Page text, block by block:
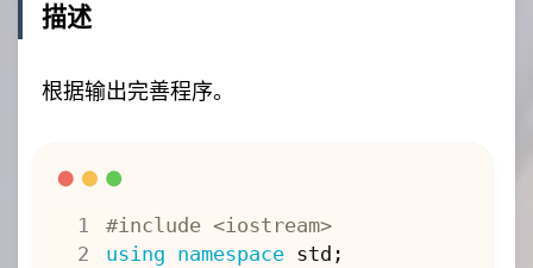
描述
根据输出完善程序。
#include <iostream>
using namespace std ;